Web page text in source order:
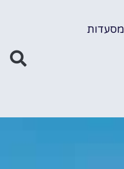
מסעדות